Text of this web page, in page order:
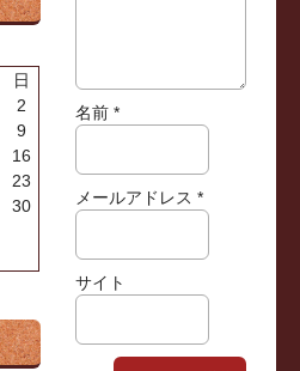
日
2
9
16
23
30
名前 *
メールアドレス *
サイト